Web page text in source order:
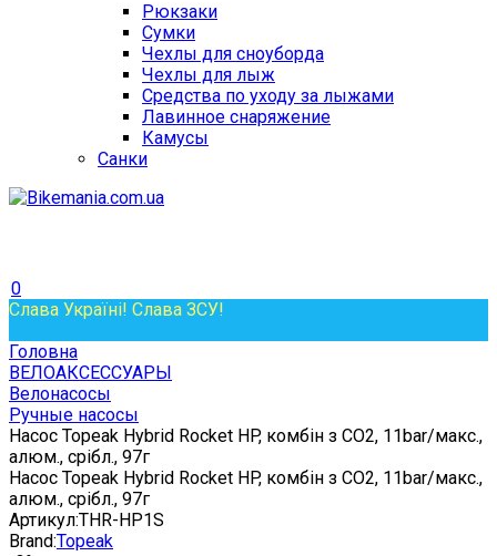
Рюкзаки
Сумки
Чехлы для сноуборда
Чехлы для лыж
Средства по уходу за лыжами
Лавинное снаряжение
Камусы
Санки
0
Слава Україні! Слава ЗСУ!
Головна
ВЕЛОАКСЕССУАРЫ
Велонасосы
Ручные насосы
Насос Topeak Hybrid Rocket HP, комбін з СО2, 11bar/макс.,
алюм., срібл., 97г
Насос Topeak Hybrid Rocket HP, комбін з СО2, 11bar/макс.,
алюм., срібл., 97г
Артикул:THR-HP1S
Brand:Topeak